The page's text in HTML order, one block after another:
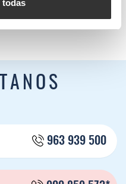
todas
963 939 500